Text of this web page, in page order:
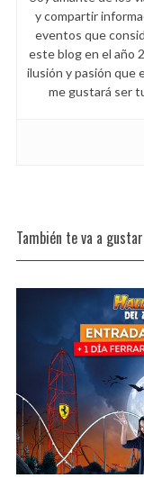
y compartir
eventos que
este blog en el año
ilusión y pasión que
me gustará ser
También te va a gustar